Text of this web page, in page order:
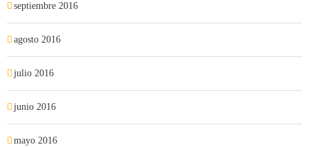
septiembre 2016
agosto 2016
julio 2016
junio 2016
mayo 2016